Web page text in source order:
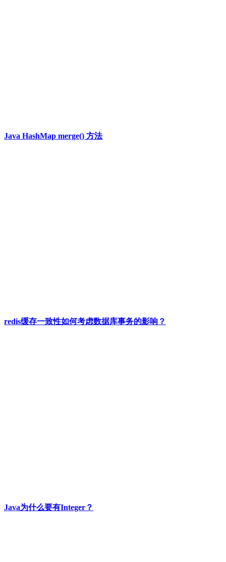
Java HashMap merge() 方法
redis缓存一致性如何考虑数据库事务的影响？
Java为什么要有Integer？